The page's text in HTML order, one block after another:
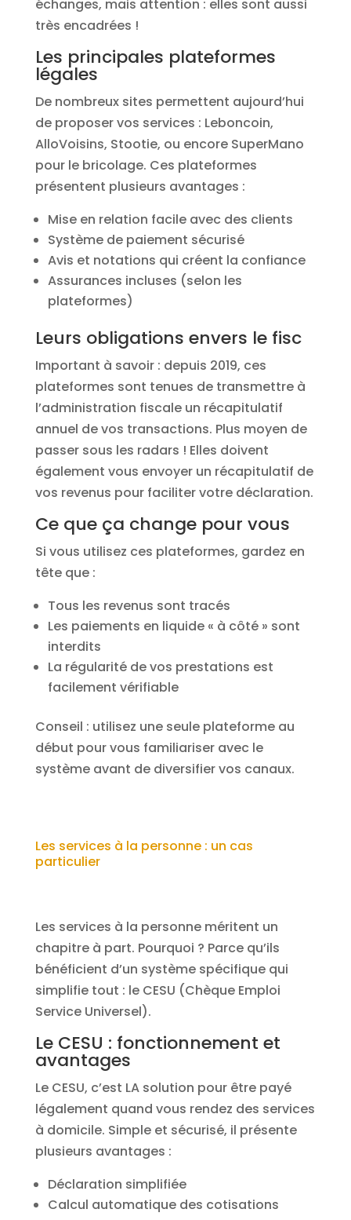
échanges, mais attention : elles sont aussi
très encadrées !
Les principales plateformes
légales
De nombreux sites permettent aujourd’hui
de proposer vos services : Leboncoin,
AlloVoisins, Stootie, ou encore SuperMano
pour le bricolage. Ces plateformes
présentent plusieurs avantages :
Mise en relation facile avec des clients
Système de paiement sécurisé
Avis et notations qui créent la confiance
Assurances incluses (selon les
plateformes)
Leurs obligations envers le fisc
Important à savoir : depuis 2019, ces
plateformes sont tenues de transmettre à
l’administration fiscale un récapitulatif
annuel de vos transactions. Plus moyen de
passer sous les radars ! Elles doivent
également vous envoyer un récapitulatif de
vos revenus pour faciliter votre déclaration.
Ce que ça change pour vous
Si vous utilisez ces plateformes, gardez en
tête que :
Tous les revenus sont tracés
Les paiements en liquide « à côté » sont
interdits
La régularité de vos prestations est
facilement vérifiable
Conseil : utilisez une seule plateforme au
début pour vous familiariser avec le
système avant de diversifier vos canaux.
Les services à la personne : un cas
particulier
Les services à la personne méritent un
chapitre à part. Pourquoi ? Parce qu’ils
bénéficient d’un système spécifique qui
simplifie tout : le CESU (Chèque Emploi
Service Universel).
Le CESU : fonctionnement et
avantages
Le CESU, c’est LA solution pour être payé
légalement quand vous rendez des services
à domicile. Simple et sécurisé, il présente
plusieurs avantages :
Déclaration simplifiée
Calcul automatique des cotisations